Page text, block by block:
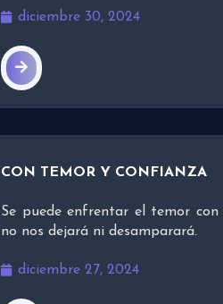
diciembre 30, 2024
CON TEMOR Y CONFIANZA
Se puede enfrentar el temor con
no nos dejará ni desamparará.
diciembre 27, 2024